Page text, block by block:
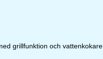
grillfunktion och vattenkokare